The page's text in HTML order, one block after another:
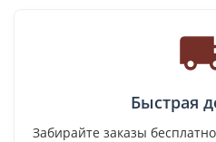
Быстрая
Забирайте заказы